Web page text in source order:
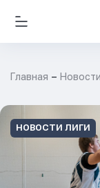
Главная Новости
НОВОСТИ ЛИГИ